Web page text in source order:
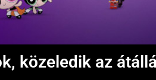
közeledik az